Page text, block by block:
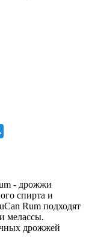
- дрожжи
спирта и
Rum подходят
мелассы.
дрожжей